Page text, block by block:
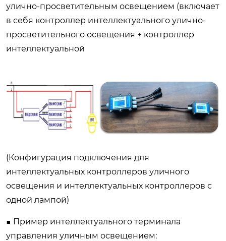
улично-просветительным освещением (включает
в себя контроллер интеллектуального улично-
просветительного освещения + контроллер
интеллектуальной
(Конфигурация подключения для
интеллектуальных контроллеров уличного
освещения и интеллектуальных контроллеров с
одной лампой)
■ Пример интеллектуального терминала
управления уличным освещением: